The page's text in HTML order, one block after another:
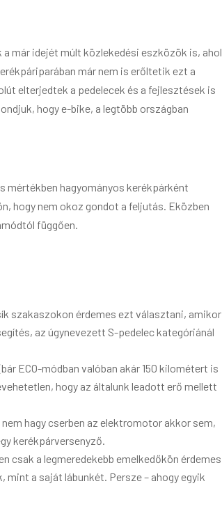
már idejét múlt közlekedési eszközök is, ahol
már nem is erőltetik ezt a
elterjedtek a pedelecek és a fejlesztések is
hogy e-bike, a legtöbb országban
mértékben hagyományos kerékpárként
hogy nem okoz gondot a feljutás. Eközben
függően.
szakaszokon érdemes ezt választani, amikor
az úgynevezett S-pedelec kategóriánál
ECO-módban valóban akár 150 kilométert is
hogy az általunk leadott erő mellett
hagy cserben az elektromotor akkor sem,
kerékpárversenyző.
csak a legmeredekebb emelkedőkön érdemes
a saját lábunkét. Persze – ahogy egyik